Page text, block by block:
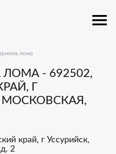
лома
- 692502,
Г
МОСКОВСКАЯ,
край, г Уссурийск,
2